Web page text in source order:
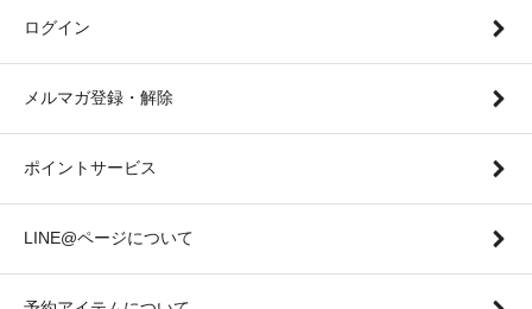
ログイン
メルマガ登録・解除
ポイントサービス
LINE@ページについて